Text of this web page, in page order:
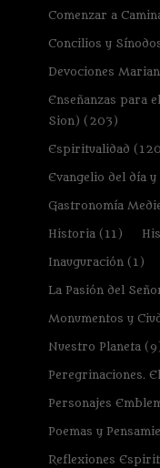
Comenzar a
Concilios y
Devociones
Enseñanzas para
Sion) (203)
Espiritualidad
Evangelio del día
Gastronomía
Historia(11)
Inauguración(1)
La Pasión del
Monumentos y
Nuestro Planeta
Peregrinaciones.
Personajes
Poemas y
Reflexiones